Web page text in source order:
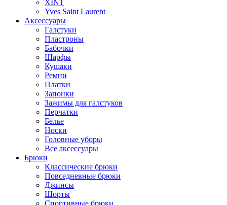
XINT
Yves Saint Laurent
Аксессуары
Галстуки
Пластроны
Бабочки
Шарфы
Кушаки
Ремни
Платки
Запонки
Зажимы для галстуков
Перчатки
Белье
Носки
Головные уборы
Все аксессуары
Брюки
Классические брюки
Повседневные брюки
Джинсы
Шорты
Спортивные брюки